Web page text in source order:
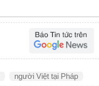
người Việt tại Pháp